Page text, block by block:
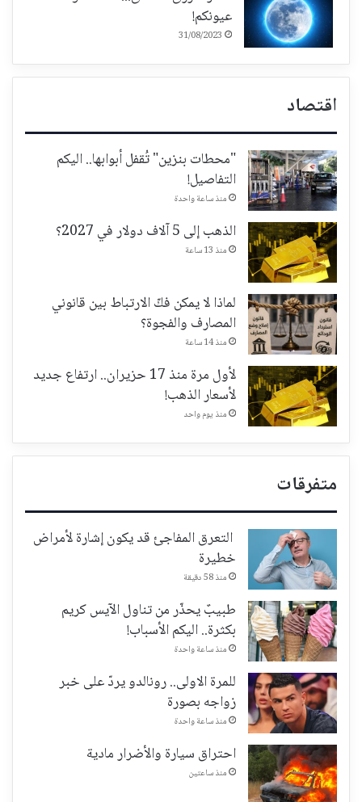
عيونكم!
31/08/2023
اقتصاد
"محطات بنزين" تُقفل أبوابها.. اليكم
التفاصيل!
منذ ساعة واحدة
الذهب إلى 5 آلاف دولار في 2027؟
منذ 13 ساعة
لماذا لا يمكن فكّ الارتباط بين قانوني
المصارف والفجوة؟
منذ 14 ساعة
لأول مرة منذ 17 حزيران.. ارتفاع جديد
لأسعار الذهب!
منذ يوم واحد
متفرقات
التعرق المفاجئ قد يكون إشارة لأمراض
خطيرة
منذ 58 دقيقة
طبيبٌ يحذّر من تناول الآيس كريم
بكثرة.. اليكم الأسباب!
منذ ساعة واحدة
للمرة الاولى.. رونالدو يردّ على خبر
زواجه بصورة
منذ ساعة واحدة
احتراق سيارة والأضرار مادية
منذ ساعتين